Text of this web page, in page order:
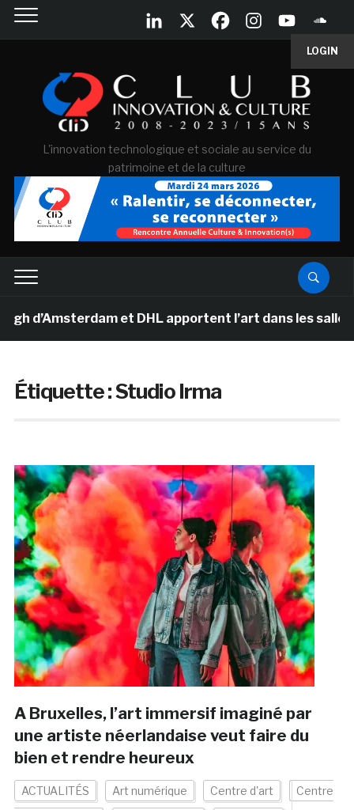
LOGIN
L'innovation technologique et sociale au service du
patrimoine et de la culture
d’Amsterdam et DHL apportent l’art dans les salles de
Étiquette :Studio Irma
A Bruxelles, l’art immersif imaginé par
une artiste néerlandaise veut faire du
bien et rendre heureux
ACTUALITÉS Art numérique Centre d'art Centre